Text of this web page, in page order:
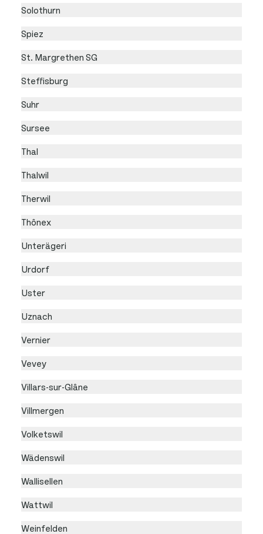
Solothurn
Spiez
St. Margrethen SG
Steffisburg
Suhr
Sursee
Thal
Thalwil
Therwil
Thônex
Unterägeri
Urdorf
Uster
Uznach
Vernier
Vevey
Villars-sur-Glâne
Villmergen
Volketswil
Wädenswil
Wallisellen
Wattwil
Weinfelden